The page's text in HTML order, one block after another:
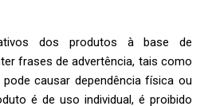
dos produtos à base de
frases de advertência, tais como
causar dependência física ou
é de uso individual, é proibido